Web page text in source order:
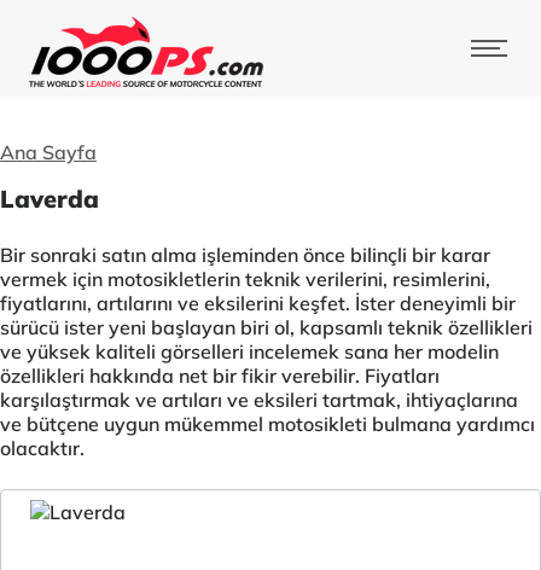
Ana Sayfa
Laverda
Bir sonraki satın alma işleminden önce bilinçli bir karar
vermek için motosikletlerin teknik verilerini, resimlerini,
fiyatlarını, artılarını ve eksilerini keşfet. İster deneyimli bir
sürücü ister yeni başlayan biri ol, kapsamlı teknik özellikleri
ve yüksek kaliteli görselleri incelemek sana her modelin
özellikleri hakkında net bir fikir verebilir. Fiyatları
karşılaştırmak ve artıları ve eksileri tartmak, ihtiyaçlarına
ve bütçene uygun mükemmel motosikleti bulmana yardımcı
olacaktır.